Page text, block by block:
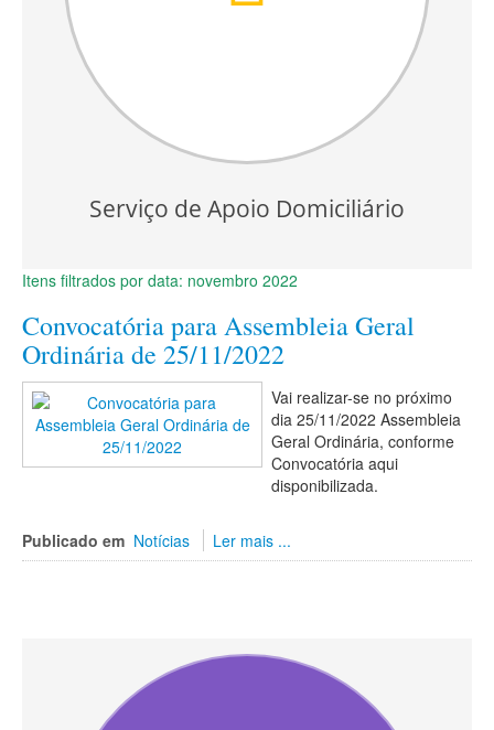
Serviço de Apoio Domiciliário
Itens filtrados por data: novembro 2022
Convocatória para Assembleia Geral
Ordinária de 25/11/2022
Vai realizar-se no próximo
dia 25/11/2022 Assembleia
Geral Ordinária, conforme
Convocatória aqui
disponibilizada.
Publicado em Notícias Ler mais ...